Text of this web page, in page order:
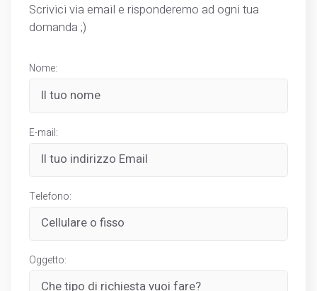
Scrivici via email e risponderemo ad ogni tua
domanda ;)
Nome:
E-mail:
Telefono:
Oggetto: